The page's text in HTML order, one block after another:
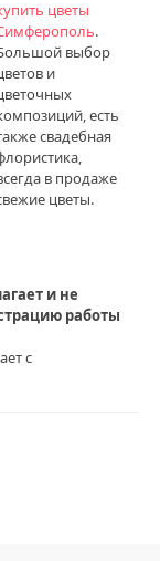
цветы
.
выбор
и
есть
свадебная
в продаже
цветы.
и не
работы
с